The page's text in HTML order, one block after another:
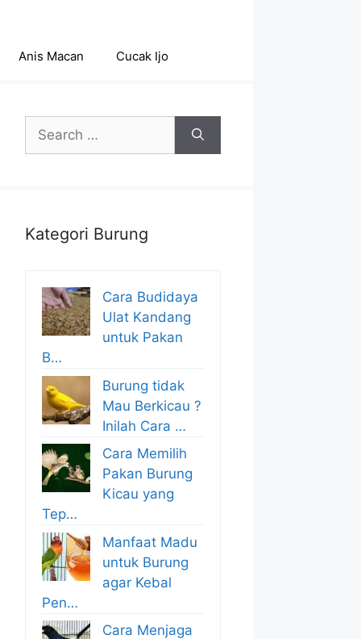
Anis Macan Cucak Ijo
Search
for:
Kategori Burung
Cara Budidaya
Ulat Kandang
untuk Pakan
B…
Burung tidak
Mau Berkicau ?
Inilah Cara …
Cara Memilih
Pakan Burung
Kicau yang
Tep…
Manfaat Madu
untuk Burung
agar Kebal
Pen…
Cara Menjaga